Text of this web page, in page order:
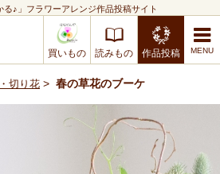
る♪」フラワーアレンジ作品投稿サイト
買いもの 読みもの 作品投稿
切り花 > 春の草花のブーケ